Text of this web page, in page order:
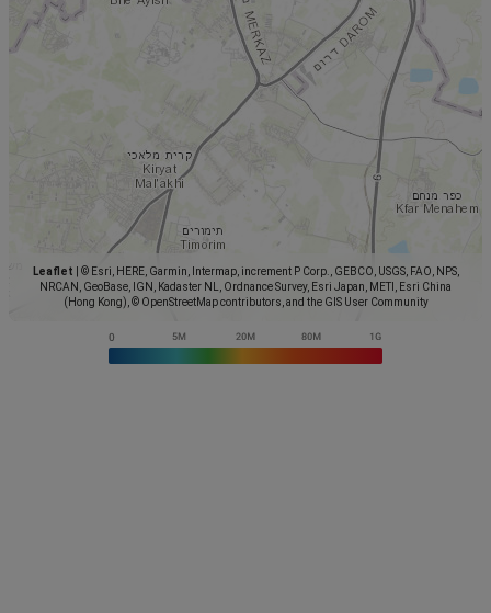
Leaflet
© Esri, HERE, Garmin, Intermap, increment P Corp., GEBCO, USGS, FAO, NPS,
NRCAN, GeoBase, IGN, Kadaster NL, Ordnance Survey, Esri Japan, METI, Esri China
(Hong Kong), © OpenStreetMap contributors, and the GIS User Community